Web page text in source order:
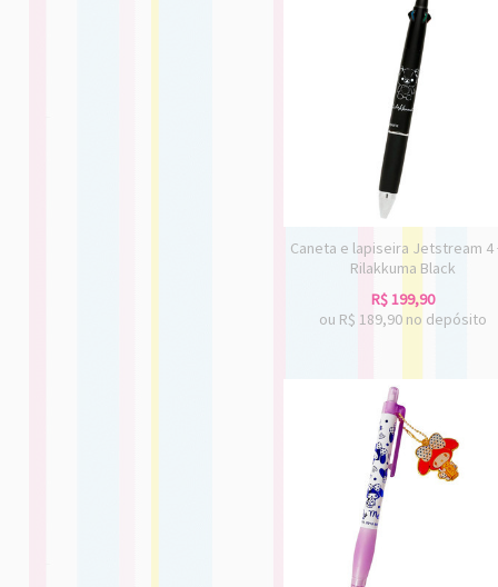
Caneta e lapiseira Jetstream 4
Rilakkuma Black
R$199,90
ou R$ 189,90 no depósito